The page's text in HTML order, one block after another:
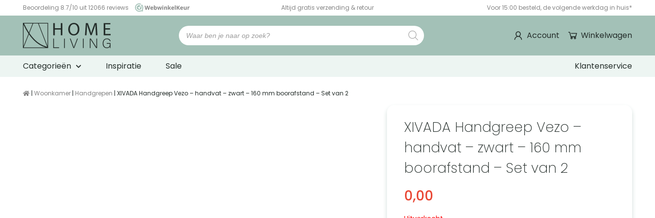
Beoordeling 8.7/10 uit 12066 reviews
WebwinkelKeur
Altijd gratis verzending & retour Voor 15:00 besteld, de volgende werkdag in huis*
Winkelwagen
Account
Categorieën Inspiratie Sale Klantenservice
| Woonkamer | Handgrepen | XIVADA Handgreep Vezo – handvat – zwart – 160 mm boorafstand – Set van 2
XIVADA Handgreep Vezo –
handvat – zwart – 160 mm
boorafstand – Set van 2
0,00